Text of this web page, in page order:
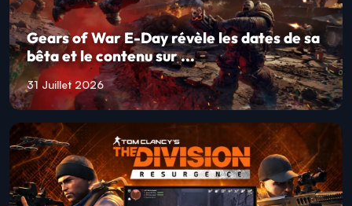
Gears of War E-Day révèle les dates de sa
bêta et le contenu sur ...
31 Juillet 2026